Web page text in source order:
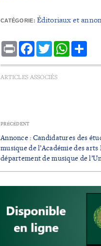
CATÉGORIE: Éditoriaux et
Print Facebook
TwitterWhatsApp
ARTICLES ASSOCIÉS
PRÉCÉDENT
Annonce : Candidatures des
musique de l’Académie des arts
département de musique de